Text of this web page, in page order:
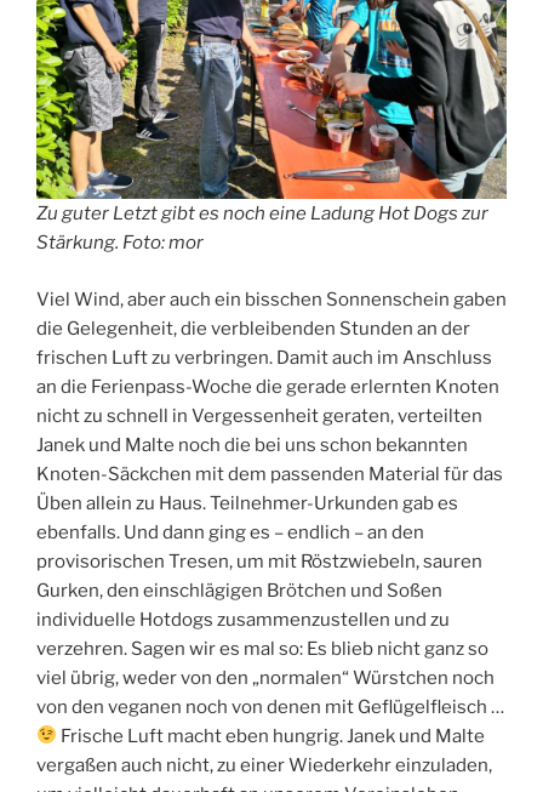
Zu guter Letzt gibt es noch eine Ladung Hot Dogs zur
Stärkung. Foto: mor
Viel Wind, aber auch ein bisschen Sonnenschein gaben
die Gelegenheit, die verbleibenden Stunden an der
frischen Luft zu verbringen. Damit auch im Anschluss
an die Ferienpass-Woche die gerade erlernten Knoten
nicht zu schnell in Vergessenheit geraten, verteilten
Janek und Malte noch die bei uns schon bekannten
Knoten-Säckchen mit dem passenden Material für das
Üben allein zu Haus. Teilnehmer-Urkunden gab es
ebenfalls. Und dann ging es – endlich – an den
provisorischen Tresen, um mit Röstzwiebeln, sauren
Gurken, den einschlägigen Brötchen und Soßen
individuelle Hotdogs zusammenzustellen und zu
verzehren. Sagen wir es mal so: Es blieb nicht ganz so
viel übrig, weder von den „normalen“ Würstchen noch
von den veganen noch von denen mit Geflügelfleisch …
Frische Luft macht eben hungrig. Janek und Malte
vergaßen auch nicht, zu einer Wiederkehr einzuladen,